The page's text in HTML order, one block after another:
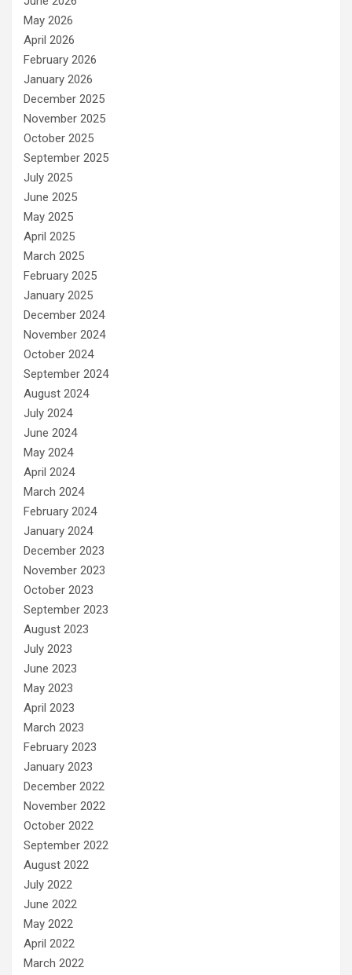
May 2026
April 2026
February 2026
January 2026
December 2025
November 2025
October 2025
September 2025
July 2025
June 2025
May 2025
April 2025
March 2025
February 2025
January 2025
December 2024
November 2024
October 2024
September 2024
August 2024
July 2024
June 2024
May 2024
April 2024
March 2024
February 2024
January 2024
December 2023
November 2023
October 2023
September 2023
August 2023
July 2023
June 2023
May 2023
April 2023
March 2023
February 2023
January 2023
December 2022
November 2022
October 2022
September 2022
August 2022
July 2022
June 2022
May 2022
April 2022
March 2022